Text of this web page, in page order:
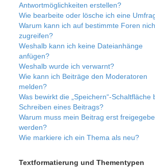
Antwortmöglichkeiten erstellen?
Wie bearbeite oder lösche ich eine
Warum kann ich auf bestimmte Foren
zugreifen?
Weshalb kann ich keine Dateianhänge
anfügen?
Weshalb wurde ich verwarnt?
Wie kann ich Beiträge den Moderatoren
melden?
Was bewirkt die „Speichern“-Schaltfläche
Schreiben eines Beitrags?
Warum muss mein Beitrag erst
werden?
Wie markiere ich ein Thema als neu?
Textformatierung und Thementypen